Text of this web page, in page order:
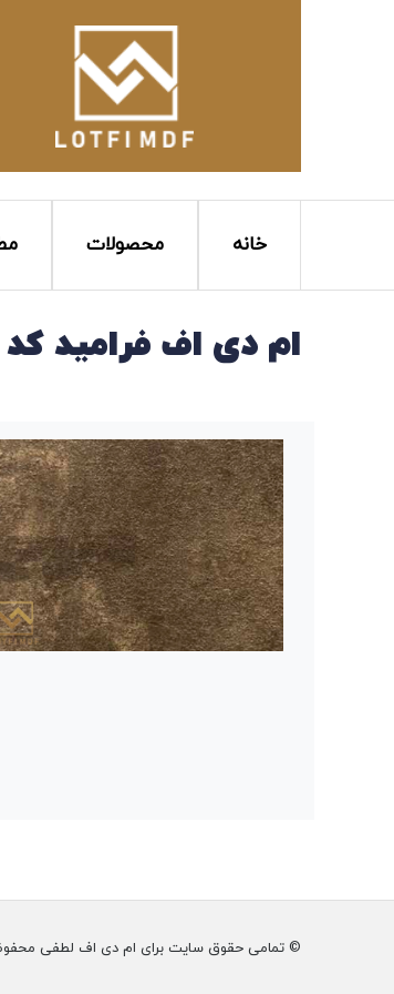
خانه محصولات
ام دی اف فرامید کد FS328
© تمامی حقوق سایت برای ام دی اف لطفی